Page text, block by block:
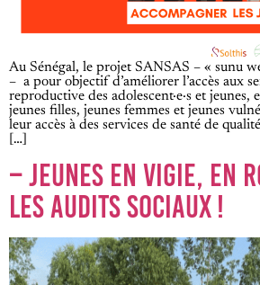
Au Sénégal, le projet SANSAS – « sunu
– a pour objectif d’améliorer l’accès aux
reproductive des adolescent·e·s et jeunes,
jeunes filles, jeunes femmes et jeunes
leur accès à des services de santé de
[…]
– JEUNES EN VIGIE, EN
LES AUDITS SOCIAUX !